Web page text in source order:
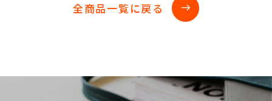
全商品一覧に戻る east